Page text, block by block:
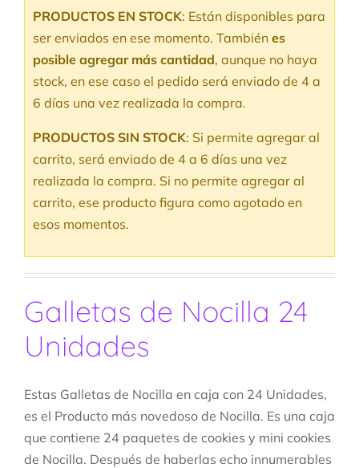
valoración
PRODUCTOS EN STOCK: Están disponibles para
ser enviados en ese momento. También es
posible agregar más cantidad, aunque no haya
stock, en ese caso el pedido será enviado de 4 a
6 días una vez realizada la compra.
PRODUCTOS SIN STOCK: Si permite agregar al
carrito, será enviado de 4 a 6 días una vez
realizada la compra. Si no permite agregar al
carrito, ese producto figura como agotado en
esos momentos.
Galletas de Nocilla 24
Unidades
Estas Galletas de Nocilla en caja con 24 Unidades,
es el Producto más novedoso de Nocilla. Es una caja
que contiene 24 paquetes de cookies y mini cookies
de Nocilla. Después de haberlas echo innumerables